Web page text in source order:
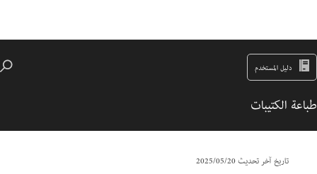
دليل المستخدم
طباعة الكتيبات
تاريخ آخر تحديث20‏/05‏/2025